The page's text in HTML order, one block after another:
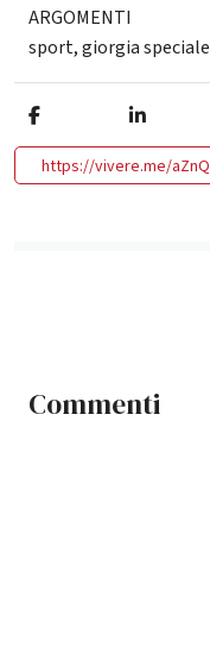
ARGOMENTI
sport,giorgia speciale
https://vivere.me/aZnQ
Commenti